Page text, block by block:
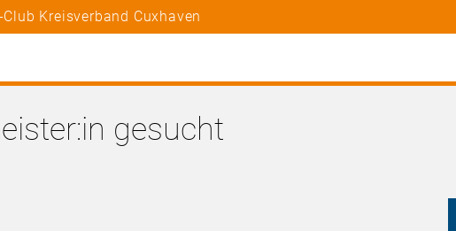
Kreisverband Cuxhaven
gesucht